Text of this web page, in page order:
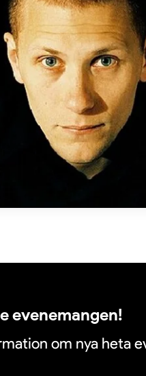
evenemangen!
om nya heta